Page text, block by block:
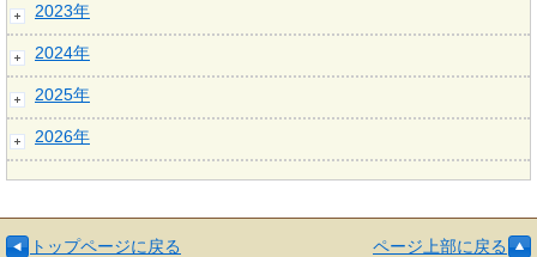
2023年
2024年
2025年
2026年
トップページに戻る ページ上部に戻る